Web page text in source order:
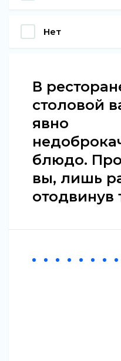
Нет
В
столовой
явно
блюдо.
вы, лишь
отодвинув